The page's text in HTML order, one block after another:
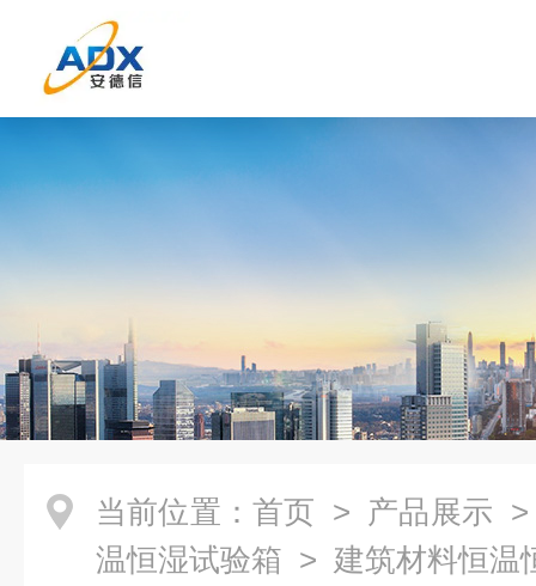
当前位置： 首页 > 产品展示
温恒湿试验箱 > 建筑材料恒温